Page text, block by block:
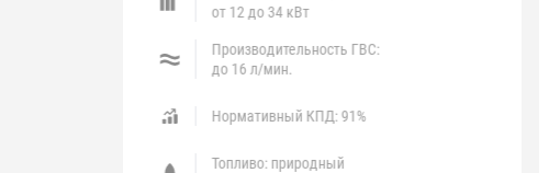
от 12 до 34 кВт
Производительность ГВС:
до 16 л/мин.
Нормативный КПД: 91%
Топливо: природный